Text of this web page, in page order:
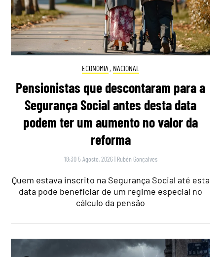
ECONOMIA , NACIONAL
Pensionistas que descontaram para a
Segurança Social antes desta data
podem ter um aumento no valor da
reforma
18:30 5 Agosto, 2026 | Rubén Gonçalves
Quem estava inscrito na Segurança Social até esta
data pode beneficiar de um regime especial no
cálculo da pensão